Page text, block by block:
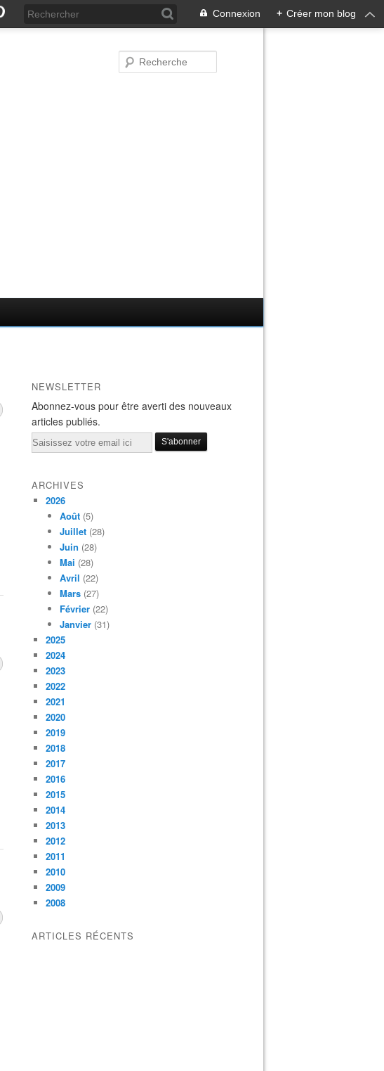
Connexion + Créer mon blog
NEWSLETTER
Abonnez-vous pour être averti des nouveaux
articles publiés.
Email
ARCHIVES
2026
Août (5)
Juillet (28)
Juin (28)
Mai (28)
Avril (22)
Mars (27)
Février (22)
Janvier (31)
2025
2024
2023
2022
2021
2020
2019
2018
2017
2016
2015
2014
2013
2012
2011
2010
2009
2008
ARTICLES RÉCENTS